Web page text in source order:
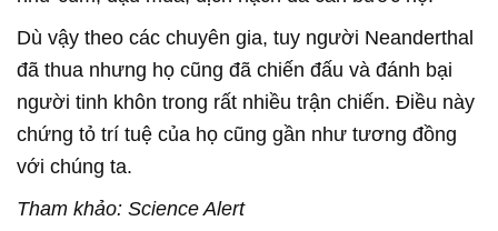
Dù vậy theo các chuyên gia, tuy người Neanderthal
đã thua nhưng họ cũng đã chiến đấu và đánh bại
người tinh khôn trong rất nhiều trận chiến. Điều này
chứng tỏ trí tuệ của họ cũng gần như tương đồng
với chúng ta.
Tham khảo: Science Alert